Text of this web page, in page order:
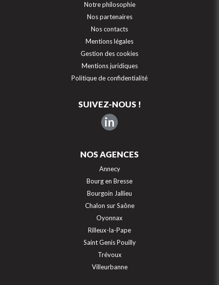
Notre philosophie
Nos partenaires
Nos contacts
Mentions légales
Gestion des cookies
Mentions juridiques
Politique de confidentialité
SUIVEZ-NOUS !
in
NOS AGENCES
Annecy
Bourg en Bresse
Bourgoin Jallieu
Chalon sur Saône
Oyonnax
Rilleux-la-Pape
Saint Genis Pouilly
Trévoux
Villeurbanne